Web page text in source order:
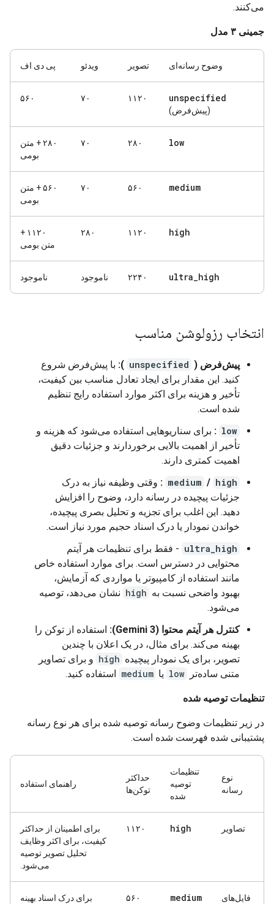
می‌کنند.
جمینی ۳ مدل
وضوح رسانه‌ای تصویر ویدئو پی دی اف
unspecified
(پیش‌فرض)
۱۱۲۰ ۷۰ ۵۶۰
low ۲۸۰ ۷۰
۲۸۰ + متن
بومی
medium ۵۶۰ ۷۰
۵۶۰ + متن
بومی
high ۱۱۲۰ ۲۸۰
۱۱۲۰ +
متن بومی
ultra_high ۲۲۴۰ ناموجود ناموجود
انتخاب رزولوشن مناسب
پیش‌فرض ( unspecified
): با پیش‌فرض شروع
کنید. این مقدار برای ایجاد تعادل مناسب بین کیفیت،
تأخیر و هزینه برای اکثر موارد استفاده رایج تنظیم
شده است.
low
: برای سناریوهایی استفاده می‌شود که هزینه و
تأخیر از اهمیت بالایی برخوردارند و جزئیات دقیق
اهمیت کمتری دارند.
medium ​​/ high
: وقتی وظیفه نیاز به درک
جزئیات پیچیده در رسانه دارد، وضوح را افزایش
دهید. این اغلب برای تجزیه و تحلیل بصری پیچیده،
خواندن نمودار یا درک اسناد حجیم مورد نیاز است.
ultra_high - فقط برای تنظیمات هر آیتم
محتوایی در دسترس است. برای موارد استفاده خاص
مانند استفاده از کامپیوتر یا مواردی که آزمایش،
بهبود واضحی نسبت به high نشان می‌دهد، توصیه
می‌شود.
کنترل هر آیتم محتوا (Gemini 3):
استفاده از توکن را
بهینه می‌کند. برای مثال، در یک اعلان با چندین
تصویر، برای یک نمودار پیچیده high و برای تصاویر
متنی ساده‌تر
low یا medium استفاده کنید.
تنظیمات توصیه شده
در زیر تنظیمات وضوح رسانه توصیه شده برای هر نوع رسانه
پشتیبانی شده فهرست شده است.
نوع
رسانه
تنظیمات
توصیه
شده
حداکثر
توکن‌ها
راهنمای استفاده
تصاویر high ۱۱۲۰
برای اطمینان از حداکثر
کیفیت، برای اکثر وظایف
تحلیل تصویر توصیه
می‌شود.
فایل‌های
medium ۵۶۰
برای درک اسناد بهینه